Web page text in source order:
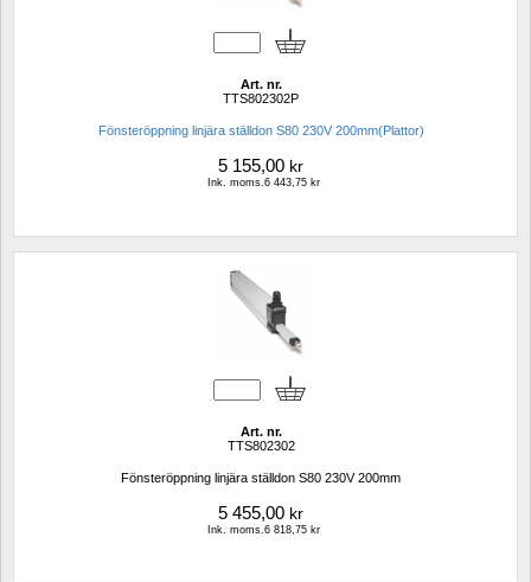
Art. nr.
TTS802302P
Fönsteröppning linjära ställdon S80 230V 200mm(Plattor)
5 155,00 kr
Ink. moms.6 443,75 kr
Art. nr.
TTS802302
Fönsteröppning linjära ställdon S80 230V 200mm
5 455,00 kr
Ink. moms.6 818,75 kr